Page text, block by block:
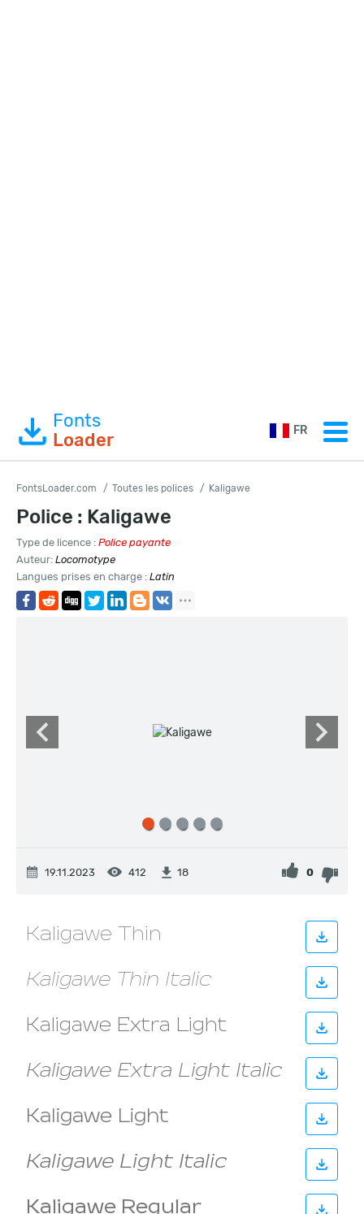
Fonts
Loader
FR
FontsLoader.com Toutes les polices Kaligawe
Police : Kaligawe
Type de licence : Police payante
Auteur: Locomotype
Langues prises en charge : Latin
19.11.2023 412 18 0